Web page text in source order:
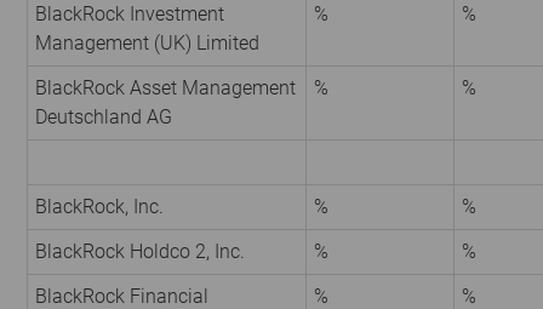
BlackRock Investment
Management (UK) Limited
% %
BlackRock Asset Management
Deutschland AG
% %
BlackRock, Inc. %
%
BlackRock Holdco 2, Inc.
%
%
BlackRock Financial
% %